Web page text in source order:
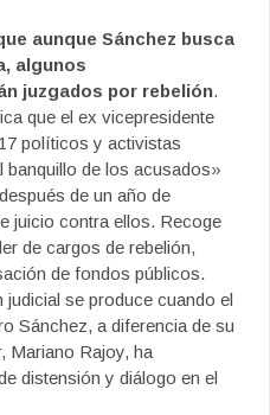
aunque Sánchez busca
algunos
juzgados por rebelión.
que el ex vicepresidente
políticos y activistas
banquillo de los acusados»
de un año de
juicio contra ellos. Recoge
de cargos de rebelión,
de fondos públicos.
judicial se produce cuando el
Sánchez, a diferencia de su
Mariano Rajoy, ha
distensión y diálogo en el